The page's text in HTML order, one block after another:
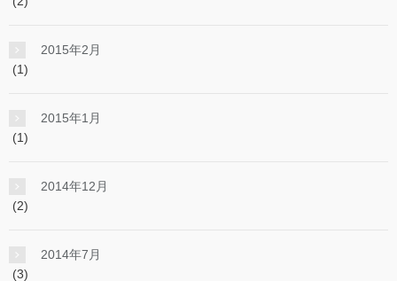
2015年2月
(1)
2015年1月
(1)
2014年12月
(2)
2014年7月
(3)